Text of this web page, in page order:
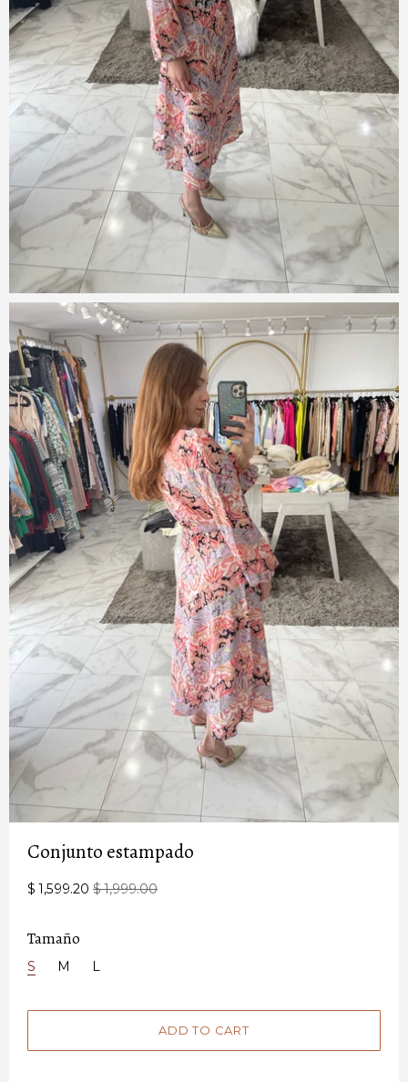
Conjunto estampado
$ 1,599.20 $ 1,999.00
Tamaño
S M L